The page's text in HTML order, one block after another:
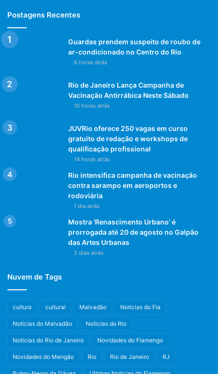
Postagens Recentes
Guardas prendem suspeito de roubo de
ar-condicionado no Centro do Rio
6 horas atrás
Rio de Janeiro Lança Campanha de
Vacinação Antirrábica Neste Sábado
10 horas atrás
JUVRio oferece 250 vagas em curso
gratuito de redação e workshops de
qualificação profissional
14 horas atrás
Rio intensifica campanha de vacinação
contra sarampo em aeroportos e
rodoviária
1 dia atrás
Mostra ‘Renascimento Urbano’ é
prorrogada até 20 de agosto no Galpão
das Artes Urbanas
2 dias atrás
Nuvem de Tags
cultura cultural Malvadão Noticias do Fla
Noticias do Malvadão Noticias do Rio
Noticias do Rio de Janeiro Novidades do Flamengo
Novidades do Mengão Rio Rio de Janeiro RJ